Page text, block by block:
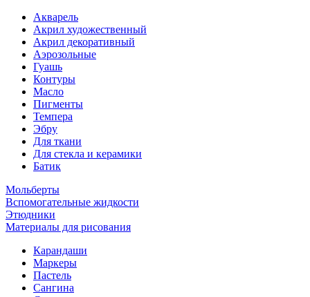
Акварель
Акрил художественный
Акрил декоративный
Аэрозольные
Гуашь
Контуры
Масло
Пигменты
Темпера
Эбру
Для ткани
Для стекла и керамики
Батик
Мольберты
Вспомогательные жидкости
Этюдники
Материалы для рисования
Карандаши
Маркеры
Пастель
Сангина